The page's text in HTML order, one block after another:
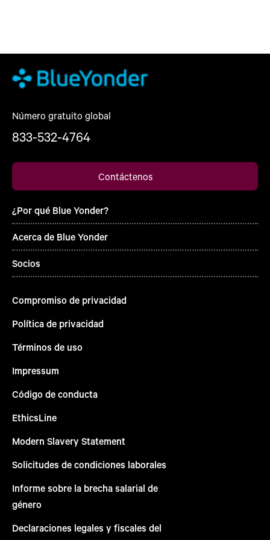
Número gratuito global
833-532-4764
Contáctenos
¿Por qué Blue Yonder?
Acerca de Blue Yonder
Socios
Compromiso de privacidad
Política de privacidad
Términos de uso
Impressum
Código de conducta
EthicsLine
Modern Slavery Statement
Solicitudes de condiciones laborales
Informe sobre la brecha salarial de
género
Declaraciones legales y fiscales del